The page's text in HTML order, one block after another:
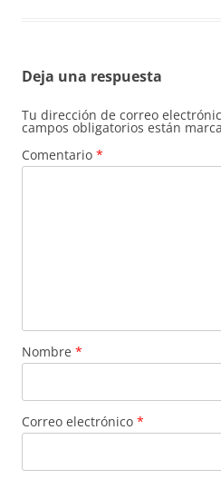
Deja una respuesta
Tu dirección de correo
campos obligatorios están
Comentario *
Nombre *
Correo electrónico *